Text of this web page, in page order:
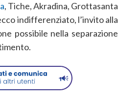
, Tiche, Akradina, Grottasanta
indifferenziato, l’invito alla
possibile nella separazione